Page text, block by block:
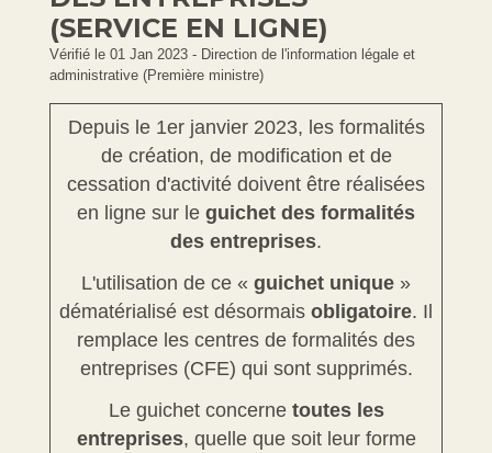
(SERVICE EN LIGNE)
Vérifié le 01 Jan 2023 - Direction de l'information légale et
administrative (Première ministre)
Depuis le 1erjanvier 2023, les formalités
de création, de modification et de
cessation d'activité doivent être réalisées
en ligne sur le guichet des formalités
des entreprises.
L'utilisation de ce « guichet unique »
dématérialisé est désormais obligatoire. Il
remplace les centres de formalités des
entreprises (CFE) qui sont supprimés.
Le guichet concerne toutes les
entreprises, quelle que soit leur forme